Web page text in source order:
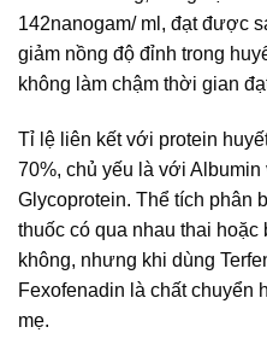
142nanogam/ ml, đạt được
giảm nồng độ đỉnh trong
không làm chậm thời gian
Tỉ lệ liên kết với protein
70%, chủ yếu là với Albumin
Glycoprotein. Thể tích phân
thuốc có qua nhau thai
không, nhưng khi dùng
Fexofenadin là chất chuyển
mẹ.